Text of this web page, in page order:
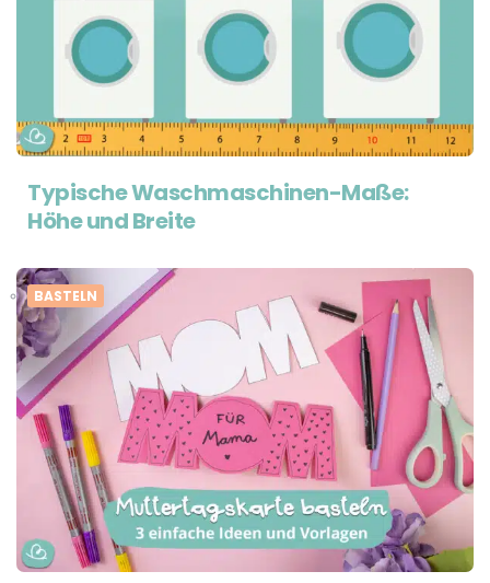
Typische Waschmaschinen-Maße:
Höhe und Breite
BASTELN